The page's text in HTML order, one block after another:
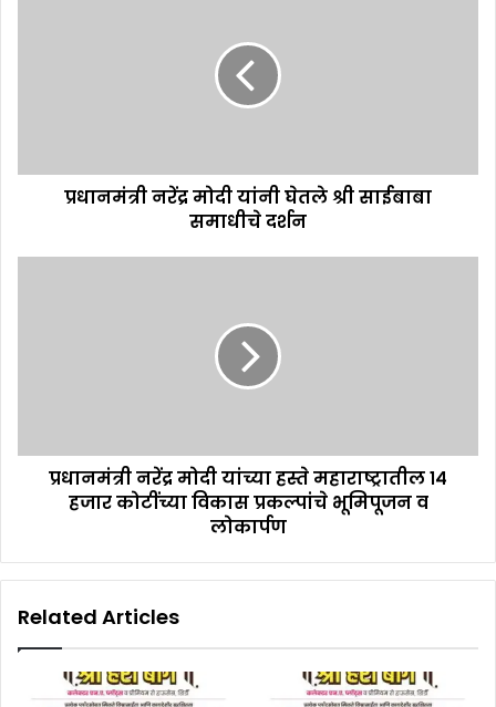
प्रधानमंत्री नरेंद्र मोदी यांनी घेतले श्री साईबाबा
समाधीचे दर्शन
प्रधानमंत्री नरेंद्र मोदी यांच्या हस्ते महाराष्ट्रातील १४
हजार कोटींच्या विकास प्रकल्पांचे भूमिपूजन व
लोकार्पण
Related Articles